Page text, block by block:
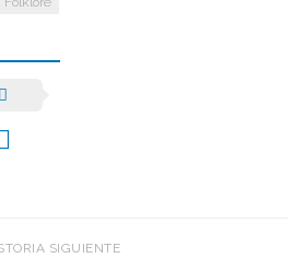
SIGUIENTE